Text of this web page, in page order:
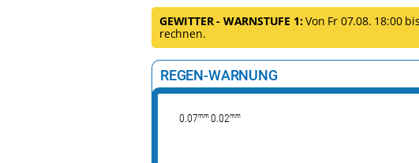
GEWITTER - WARNSTUFE 1:Von Fr 07.08. 18:00
rechnen.
REGEN-WARNUNG
0.07mm 0.02mm